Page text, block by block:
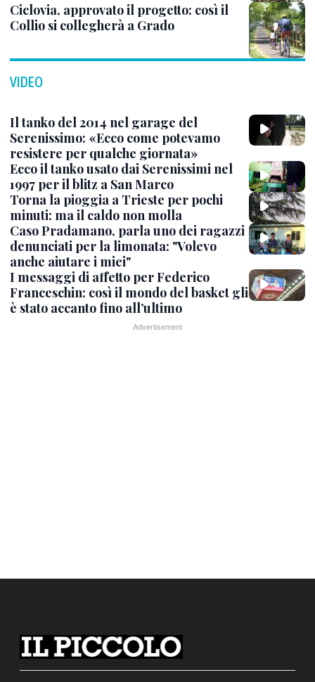
Ciclovia, approvato il progetto: così il
Collio si collegherà a Grado
VIDEO
Il tanko del 2014 nel garage del
Serenissimo: «Ecco come potevamo
resistere per qualche giornata»
Ecco il tanko usato dai Serenissimi nel
1997 per il blitz a San Marco
Torna la pioggia a Trieste per pochi
minuti: ma il caldo non molla
Caso Pradamano, parla uno dei ragazzi
denunciati per la limonata: "Volevo
anche aiutare i miei"
I messaggi di affetto per Federico
Franceschin: così il mondo del basket gli
è stato accanto fino all’ultimo